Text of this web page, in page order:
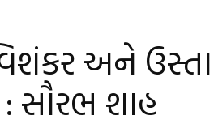
અને
સૌરભ શાહ